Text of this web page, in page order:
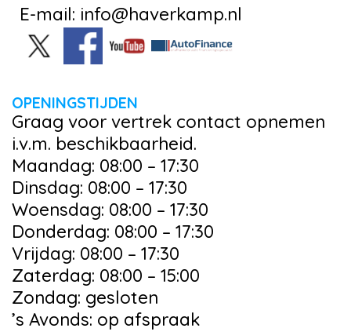
E-mail: info@haverkamp.nl
OPENINGSTIJDEN
Graag voor vertrek contact opnemen
i.v.m. beschikbaarheid.
Maandag: 08:00 – 17:30
Dinsdag: 08:00 – 17:30
Woensdag: 08:00 – 17:30
Donderdag: 08:00 – 17:30
Vrijdag: 08:00 – 17:30
Zaterdag: 08:00 – 15:00
Zondag: gesloten
’s Avonds: op afspraak